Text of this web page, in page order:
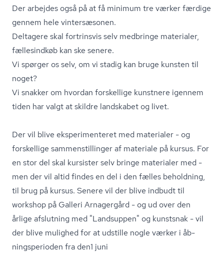
Der arbejdes også på at få minimum tre værker færdige
gennem hele vintersæsonen.
Deltagere skal fortrinsvis selv medbringe materialer,
fællesindkøb kan ske senere.
Vi spørger os selv, om vi stadig kan bruge kunsten til
noget?
Vi snakker om hvordan forskellige kunstnere igennem
tiden har valgt at skildre landskabet og livet.
Der vil blive eks­pe­ri­men­te­ret med materialer - og
forskellige sam­men­stil­lin­ger af materiale på kursus. For
en stor del skal kursister selv bringe materialer med -
men der vil altid findes en del i den fælles beholdning,
til brug på kursus. Senere vil der blive indbudt til
workshop på Galleri Arnagergård - og ud over den
årlige afslutning med "Landsuppen" og kunstsnak - vil
der blive mulighed for at udstille nogle værker i åb­
nings­pe­ri­o­den fra den1 juni